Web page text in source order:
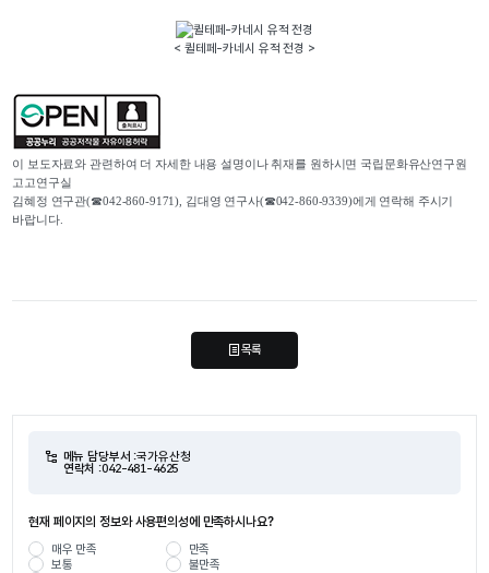
< 퀼테페-카네시 유적 전경 >
이 보도자료와 관련하여 더 자세한 내용 설명이나 취재를 원하시면 국립문화유산연구원
고고연구실
김혜정 연구관(☎042-860-9171), 김대영 연구사(☎042-860-9339)에게 연락해 주시기
바랍니다.
목록
메뉴 담당부서 :국가유산청
연락처 :042-481-4625
현재 페이지의 정보와 사용편의성에 만족하시나요?
매우 만족
만족
보통
불만족